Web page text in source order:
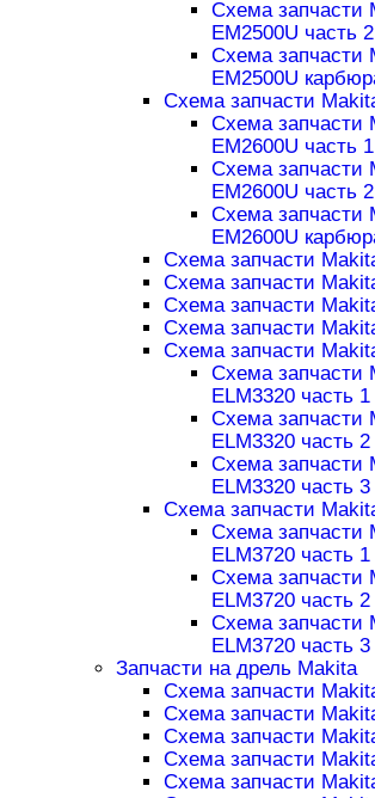
Схема запчасти
EM2500U часть 2
Схема запчасти
EM2500U
Схема запчасти
Схема запчасти
EM2600U часть 1
Схема запчасти
EM2600U часть 2
Схема запчасти
EM2600U
Схема запчасти
Схема запчасти
Схема запчасти
Схема запчасти
Схема запчасти
Схема запчасти
ELM3320 часть 1
Схема запчасти
ELM3320 часть 2
Схема запчасти
ELM3320 часть 3
Схема запчасти
Схема запчасти
ELM3720 часть 1
Схема запчасти
ELM3720 часть 2
Схема запчасти
ELM3720 часть 3
Запчасти на дрель Makita
Схема запчасти
Схема запчасти
Схема запчасти
Схема запчасти
Схема запчасти